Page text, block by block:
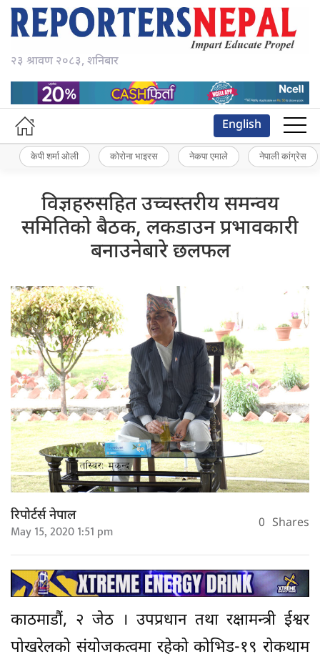
२३ श्रावण २०८३, शनिबार
English
केपी शर्मा ओली कोरोना भाइरस नेकपा एमाले नेपाली कांग्रेस
विज्ञहरुसहित उच्चस्तरीय समन्वय
समितिको बैठक, लकडाउन प्रभावकारी
बनाउनेबारे छलफल
रिपोर्टर्स नेपाल
May 15, 2020 1:51 pm 0 Shares
काठमाडौं, २ जेठ । उपप्रधान तथा रक्षामन्त्री ईश्वर
पोखरेलको संयोजकत्वमा रहेको कोभिड-१९ रोकथाम